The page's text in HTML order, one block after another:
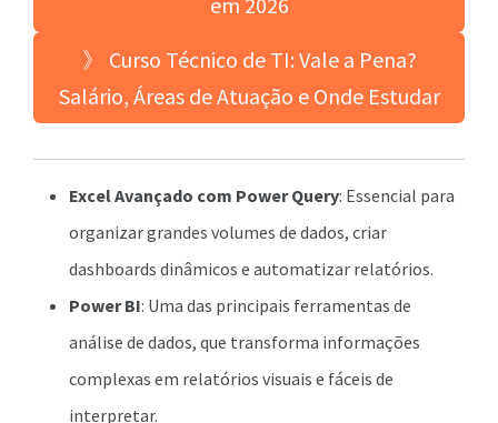
》 Curso Técnico de TI: Vale a Pena?
Salário, Áreas de Atuação e Onde Estudar
Excel Avançado com Power Query: Essencial para
organizar grandes volumes de dados, criar
dashboards dinâmicos e automatizar relatórios.
Power BI: Uma das principais ferramentas de
análise de dados, que transforma informações
complexas em relatórios visuais e fáceis de
interpretar.